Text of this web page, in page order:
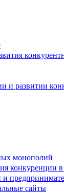
и развитии
монополий
конкуренции
и
сайты